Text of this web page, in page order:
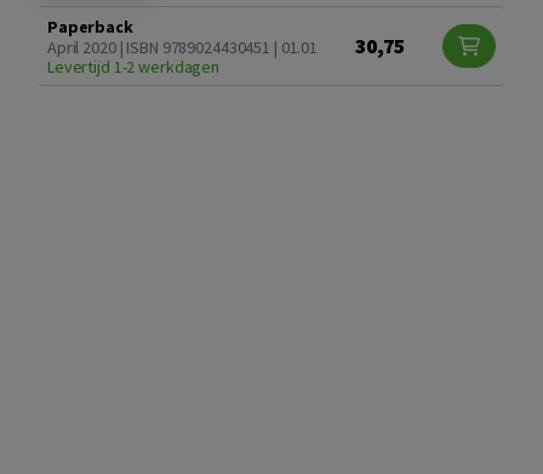
Paperback
April 2020 | ISBN 9789024430451 | 01.01
Levertijd 1-2 werkdagen
30,75